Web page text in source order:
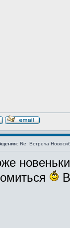
Re: Встреча